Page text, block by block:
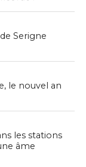
Serigne
le nouvel an
les stations
âme